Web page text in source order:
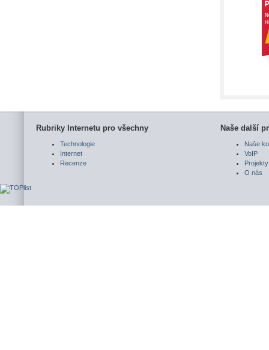
Rubriky Internetu pro všechny
Technologie
Internet
Recenze
Naše další
Naše
VoIP
Projekty
O nás